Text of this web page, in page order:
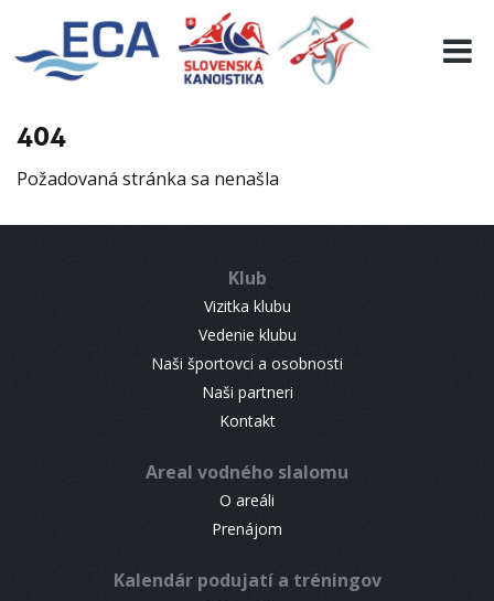
404
Požadovaná stránka sa nenašla
Klub
Vizitka klubu
Vedenie klubu
Naši športovci a osobnosti
Naši partneri
Kontakt
Areal vodného slalomu
O areáli
Prenájom
Kalendár podujatí a tréningov
EURO 19
INFO
RESULTS
CONTACT